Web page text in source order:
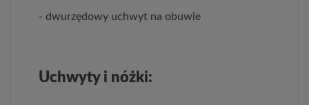
- dwurzędowy uchwyt na obuwie
Uchwyty i nóżki: